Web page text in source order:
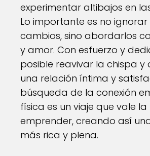
experimentar altibajos en
Lo importante es no ignorar
cambios, sino abordarlos
y amor. Con esfuerzo y
posible reavivar la chispa y
una relación íntima y
búsqueda de la conexión
física es un viaje que vale
emprender, creando así
más rica y plena.